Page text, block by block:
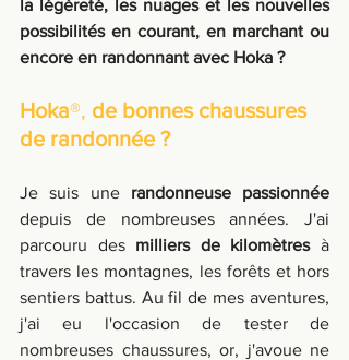
la légèreté, les nuages et les nouvelles
possibilités en courant, en marchant ou
encore en randonnant avec Hoka ?
Hoka®, de bonnes chaussures
de randonnée ?
Je suis une randonneuse passionnée
depuis de nombreuses années. J'ai
parcouru des milliers de kilomètres à
travers les montagnes, les forêts et hors
sentiers battus. Au fil de mes aventures,
j'ai eu l'occasion de tester de
nombreuses chaussures, or, j'avoue ne